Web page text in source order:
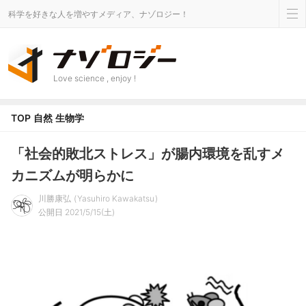
科学を好きな人を増やすメディア、ナゾロジー！
Love science , enjoy !
TOP 自然 生物学
「社会的敗北ストレス」が腸内環境を乱すメ
カニズムが明らかに
川勝康弘
Yasuhiro Kawakatsu
公開日 2021/5/15(土)